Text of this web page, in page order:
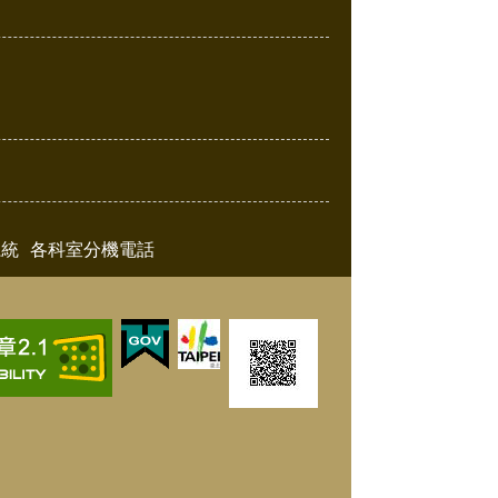
各科室分機電話